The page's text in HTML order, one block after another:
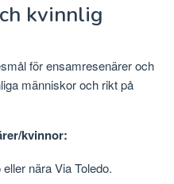
kvinnlig
för ensamresenärer och
människor och rikt på
kvinnor:
nära Via Toledo.